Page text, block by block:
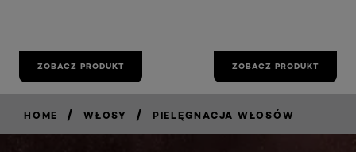
ZOBACZ PRODUKT ZOBACZ PRODUKT
HOME / WŁOSY / PIELĘGNACJA WŁOSÓW